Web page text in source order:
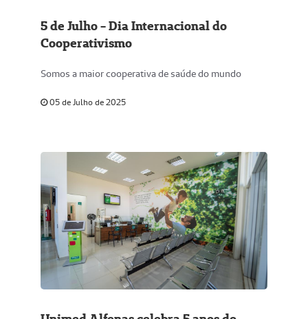
5 de Julho - Dia Internacional do
Cooperativismo
Somos a maior cooperativa de saúde do mundo
05 de Julho de 2025